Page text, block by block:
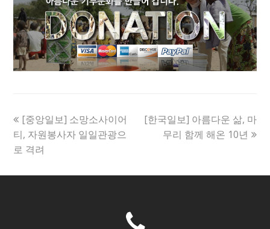
previous
post:
[중앙일보] 소망소사이어
티, 자원봉사자 일일관광으
로 격려
next
post:
[한국일보] 아름다운 삶, 마
무리 함께 해온 10년